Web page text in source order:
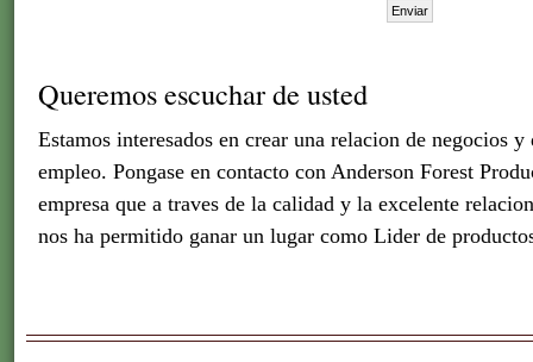
Queremos escuchar de usted
Estamos interesados en crear una relacion de negocios y
empleo. Pongase en contacto con Anderson Forest
empresa que a traves de la calidad y la excelente
nos ha permitido ganar un lugar como Lider de